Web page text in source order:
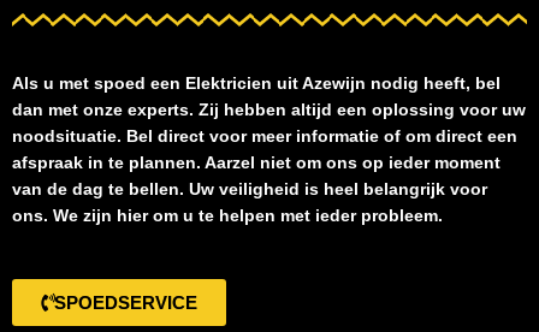
Als u met spoed een Elektricien uit Azewijn nodig heeft, bel
dan met onze experts. Zij hebben altijd een oplossing voor uw
noodsituatie. Bel direct voor meer informatie of om direct een
afspraak in te plannen. Aarzel niet om ons op ieder moment
van de dag te bellen. Uw veiligheid is heel belangrijk voor
ons. We zijn hier om u te helpen met ieder probleem.
SPOEDSERVICE